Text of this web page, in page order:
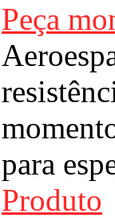
Peça
para
Produto